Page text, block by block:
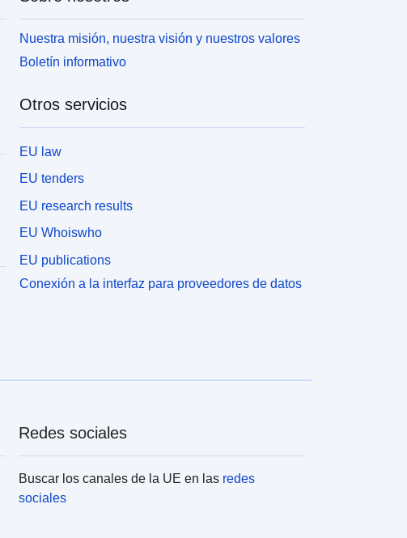
Nuestra misión, nuestra visión y nuestros valores
Boletín informativo
Otros servicios
EU law
EU tenders
EU research results
EU Whoiswho
EU publications
Conexión a la interfaz para proveedores de datos
Redes sociales
Buscar los canales de la UE en las redes
sociales